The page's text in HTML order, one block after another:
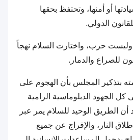
أو أمنها، وتحتفظ بحقها
الدولي.
حرب، واختارت السلام نهجاً
للصراع والدمار.
بتذكير المجلس بأن الهجوم على
الجهود الدبلوماسية الرامية
أن الطريق الوحيد للسلام يمر عبر
النار، والإفراج عن جميع